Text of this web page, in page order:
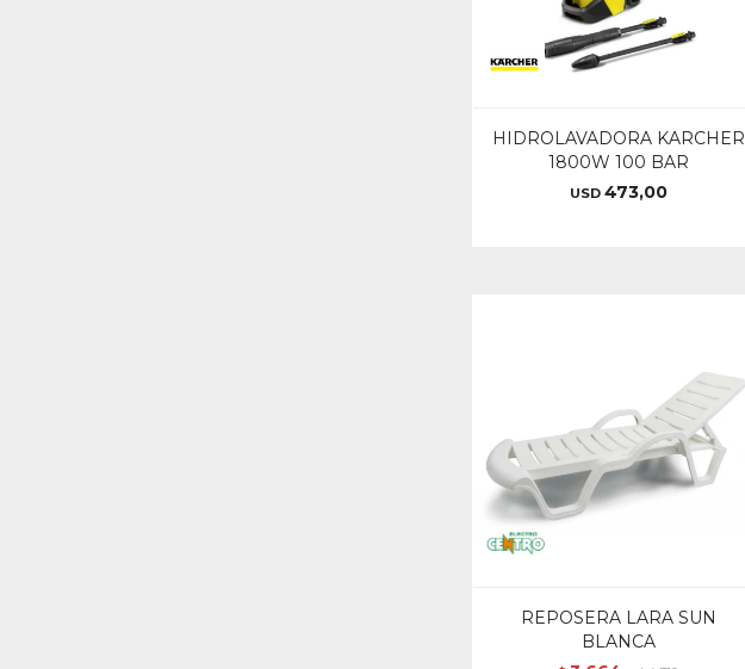
HIDROLAVADORA KARCHER
1800W 100 BAR
USD 473,00
REPOSERA LARA SUN
BLANCA